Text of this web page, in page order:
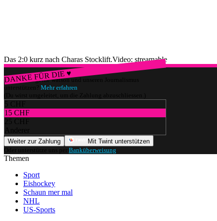
Das 2:0 kurz nach Charas Stocklift.Video: streamable
DANKE FÜR DIE ♥
Würdest du gerne watson und unseren Journalismus
unterstützen? Mehr erfahren
(Du wirst umgeleitet, um die Zahlung abzuschliessen.)
5 CHF
15 CHF
25 CHF
Anderer
Weiter zur Zahlung
Mit Twint unterstützen
Oder unterstütze uns per Banküberweisung
Themen
Sport
Eishockey
Schaun mer mal
NHL
US-Sports